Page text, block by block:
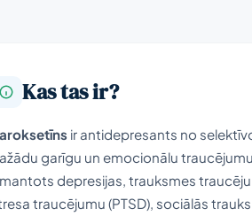
Kas tas ir?
ir antidepresants no
garīgu un emocionālu
depresijas, trauksmes
traucējumu (PTSD), sociālās